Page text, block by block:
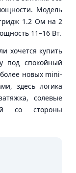
Модель
1.2 Ом на 2
11–16 Вт.
хочется купить
под спокойный
новых mini-
здесь логика
солевые
со стороны